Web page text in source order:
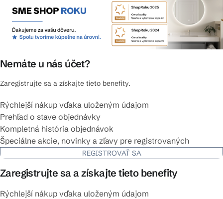
Nemáte u nás účet?
Zaregistrujte sa a získajte tieto benefity.
Rýchlejší nákup vďaka uloženým údajom
Prehľad o stave objednávky
Kompletná história objednávok
Špeciálne akcie, novinky a zľavy pre registrovaných
REGISTROVAŤ SA
Zaregistrujte sa a získajte tieto benefity
Rýchlejší nákup vďaka uloženým údajom